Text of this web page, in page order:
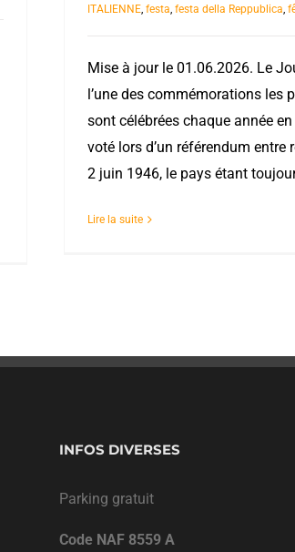
ITALIENNE, festa, festa della Reppublica,
Mise à jour le 01.06.2026. Le
l’une des commémorations les
sont célébrées chaque année
voté lors d’un référendum
2 juin 1946, le pays étant
Lire la suite
INFOS DIVERSES
Parking gratuit
Code NAF 8559 A